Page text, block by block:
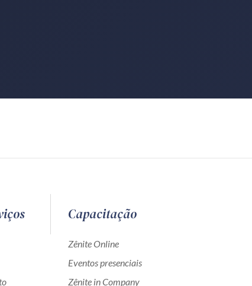
Capacitação
Zênite Online
Eventos presenciais
Zênite in Company